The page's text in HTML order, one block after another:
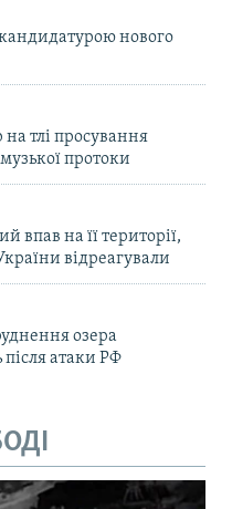
нового
тлі просування
протоки
впав на її території,
відреагували
озера
атаки РФ